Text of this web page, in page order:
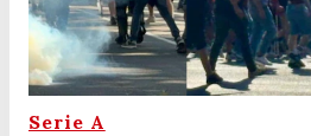
Serie A